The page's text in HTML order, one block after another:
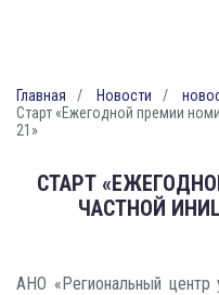
Главная Новости
Старт «Ежегодной премии
21»
СТАРТ
ЧАСТНОЙ
АНО «Региональный центр